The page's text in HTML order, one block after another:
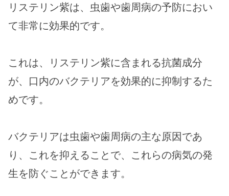
リステリン紫は、虫歯や歯周病の予防におい
て非常に効果的です。
これは、リステリン紫に含まれる抗菌成分
が、口内のバクテリアを効果的に抑制するた
めです。
バクテリアは虫歯や歯周病の主な原因であ
り、これを抑えることで、これらの病気の発
生を防ぐことができます。